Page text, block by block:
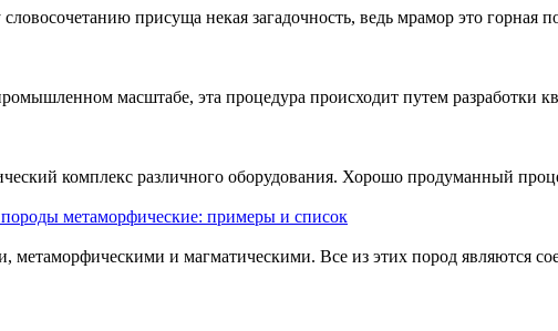
присуща некая загадочность, ведь мрамор это горная
масштабе, эта процедура происходит путем разработки
комплекс различного оборудования. Хорошо продуманный
метаморфические: примеры и список
и магматическими. Все из этих пород являются